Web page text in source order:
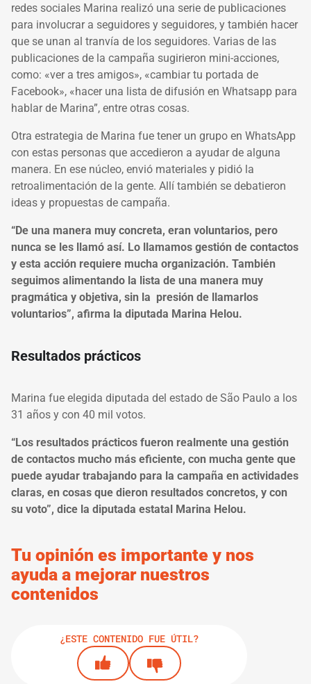
redes sociales Marina realizó una serie de publicaciones
para involucrar a seguidores y seguidores, y también hacer
que se unan al tranvía de los seguidores. Varias de las
publicaciones de la campaña sugirieron mini-acciones,
como: «ver a tres amigos», «cambiar tu portada de
Facebook», «hacer una lista de difusión en Whatsapp para
hablar de Marina”, entre otras cosas.
Otra estrategia de Marina fue tener un grupo en WhatsApp
con estas personas que accedieron a ayudar de alguna
manera. En ese núcleo, envió materiales y pidió la
retroalimentación de la gente. Allí también se debatieron
ideas y propuestas de campaña.
“De una manera muy concreta, eran voluntarios, pero
nunca se les llamó así. Lo llamamos gestión de contactos
y esta acción requiere mucha organización. También
seguimos alimentando la lista de una manera muy
pragmática y objetiva, sin la presión de llamarlos
voluntarios”, afirma la diputada Marina Helou.
Resultados prácticos
Marina fue elegida diputada del estado de São Paulo a los
31 años y con 40 mil votos.
“Los resultados prácticos fueron realmente una gestión
de contactos mucho más eficiente, con mucha gente que
puede ayudar trabajando para la campaña en actividades
claras, en cosas que dieron resultados concretos, y con
su voto”, dice la diputada estatal Marina Helou.
Tu opinión es importante y nos
ayuda a mejorar nuestros
contenidos
¿ESTE CONTENIDO FUE ÚTIL?